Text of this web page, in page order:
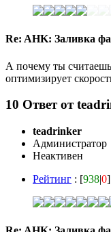
Re: AHK: Заливка
А почему ты
оптимизирует
10 Ответ от
teadrinker
Администратор
Неактивен
Рейтинг : [938|0]